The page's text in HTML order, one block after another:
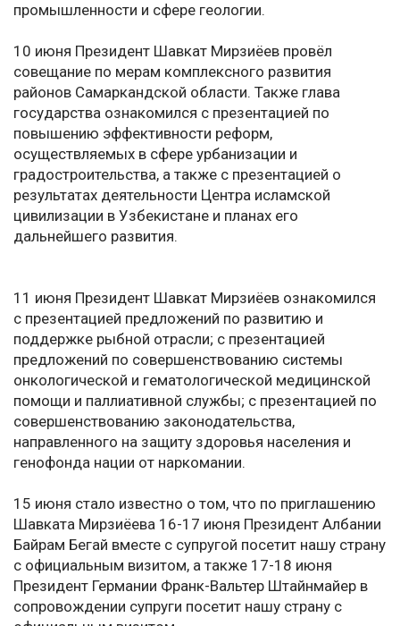
промышленности и сфере геологии.
10 июня Президент Шавкат Мирзиёев провёл
совещание по мерам комплексного развития
районов Самаркандской области. Также глава
государства ознакомился с презентацией по
повышению эффективности реформ,
осуществляемых в сфере урбанизации и
градостроительства, а также с презентацией о
результатах деятельности Центра исламской
цивилизации в Узбекистане и планах его
дальнейшего развития.
11 июня Президент Шавкат Мирзиёев ознакомился
с презентацией предложений по развитию и
поддержке рыбной отрасли; с презентацией
предложений по совершенствованию системы
онкологической и гематологической медицинской
помощи и паллиативной службы; с презентацией по
совершенствованию законодательства,
направленного на защиту здоровья населения и
генофонда нации от наркомании.
15 июня стало известно о том, что по приглашению
Шавката Мирзиёева 16-17 июня Президент Албании
Байрам Бегай вместе с супругой посетит нашу страну
с официальным визитом, а также 17-18 июня
Президент Германии Франк-Вальтер Штайнмайер в
сопровождении супруги посетит нашу страну с